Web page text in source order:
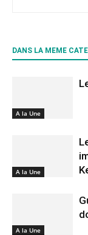
DANS LA MEME
A la Une
A la Une
A la Une